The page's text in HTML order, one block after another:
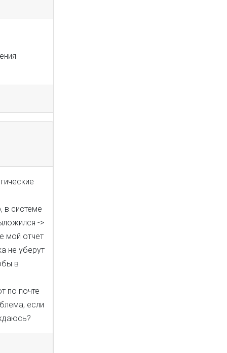
в системе
->
мой отчет
не уберут
в
по почте
если